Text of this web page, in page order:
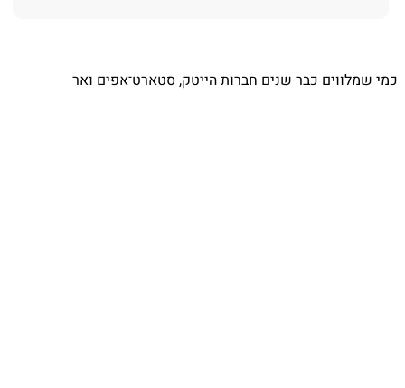
⁨ כמי שמלווים כבר שנים חברות הייטק, סטארט־אפים ואר